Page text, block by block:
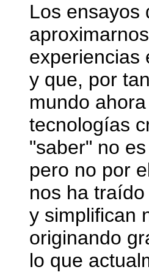
Los ensayos
experiencias
y que, por
mundo
tecnologías
"saber" no
pero no por
nos ha
y simplifican
originando
lo que